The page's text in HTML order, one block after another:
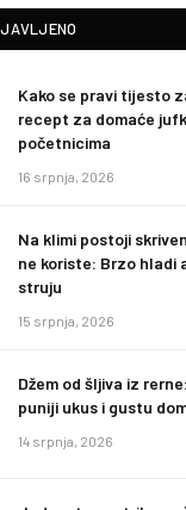
Kako se pravi tijesto
recept za domaće
početnicima
16 srpnja, 2026
Na klimi postoji
ne koriste: Brzo hladi
struju
15 srpnja, 2026
Džem od šljiva iz
puniji ukus i gustu
14 srpnja, 2026